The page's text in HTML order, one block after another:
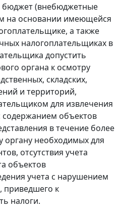
бюджет (внебюджетные
на основании имеющейся
а также
налогоплательщиках в
допустить
органа к осмотру
складских,
и территорий,
для извлечения
содержанием объектов
в течение более
органу необходимых для
отсутствия учета
объектов
учета с нарушением
приведшего к
налоги.